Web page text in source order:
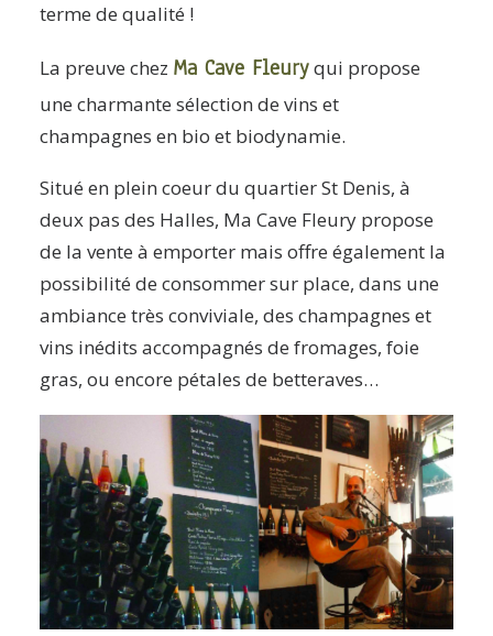
terme de qualité !
La preuve chez Ma Cave Fleuryqui propose
une charmante sélection de vins et
champagnes en bio et biodynamie.
Situé en plein coeur du quartier St Denis, à
deux pas des Halles, Ma Cave Fleury propose
de la vente à emporter mais offre également la
possibilité de consommer sur place, dans une
ambiance très conviviale, des champagnes et
vins inédits accompagnés de fromages, foie
gras, ou encore pétales de betteraves…